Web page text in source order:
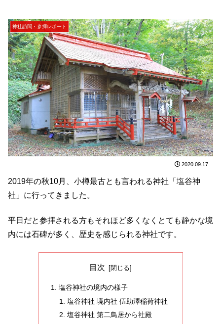
神社訪問・参拝レポート
2020.09.17
2019年の秋10月、小樽最古とも言われる神社「塩谷神
社」に行ってきました。
平日だと参拝される方もそれほど多くなくとても静かな境
内には石碑が多く、歴史を感じられる神社です。
目次
塩谷神社の境内の様子
塩谷神社 境内社 伍助澤稲荷神社
塩谷神社 第二鳥居から社殿